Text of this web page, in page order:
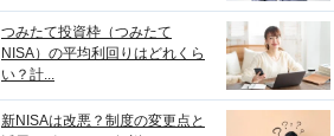
つみたて投資枠（つみたて
NISA）の平均利回りはどれくら
い？計...
新NISAは改悪？制度の変更点と